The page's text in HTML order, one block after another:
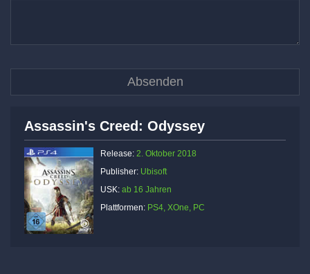
Assassin's Creed: Odyssey
Release: 2. Oktober 2018
Publisher: Ubisoft
USK: ab 16 Jahren
Plattformen: PS4, XOne, PC